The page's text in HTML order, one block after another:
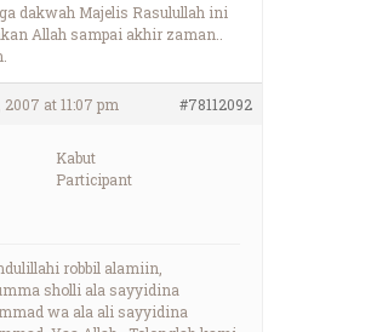
dakwah Majelis Rasulullah ini
Allah sampai akhir zaman..
at 11:07 pm #78112092
Kabut
Participant
robbil alamiin,
sholli ala sayyidina
wa ala ali sayyidina